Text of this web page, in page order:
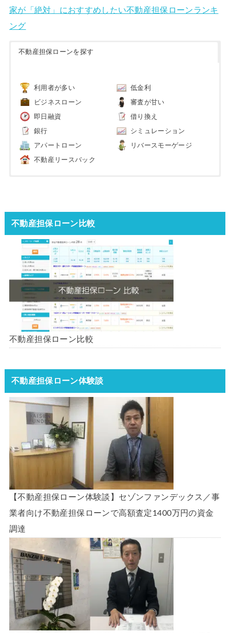
家が「絶対」におすすめしたい不動産担保ローンランキ
ング
不動産担保ローンを探す
利用者が多い 低金利
ビジネスローン 審査が甘い
即日融資 借り換え
銀行 シミュレーション
アパートローン リバースモーゲージ
不動産リースバック
不動産担保ローン比較
不動産担保ローン比較
不動産担保ローン体験談
【不動産担保ローン体験談】セゾンファンデックス／事
業者向け不動産担保ローンで高額査定1400万円の資金
調達